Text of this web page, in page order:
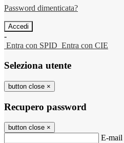
Password dimenticata?
-
Entra con SPID Entra con CIE
Seleziona utente
button close ×
Recupero password
button close ×
E-mail